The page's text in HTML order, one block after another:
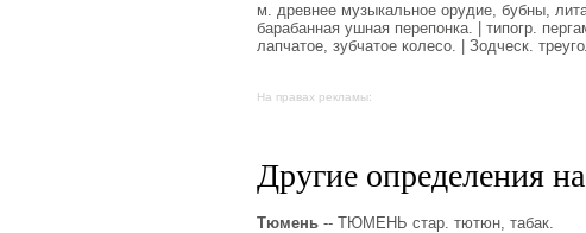
м. древнее музыкальное орудие, бубны,
барабанная ушная перепонка. | типогр.
лапчатое, зубчатое колесо. | Зодческ.
На правах рекламы:
Другие определения
Тюмень-- ТЮМЕНЬ стар. тютюн, табак.